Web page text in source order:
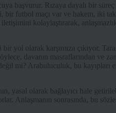
başvurur. Rızaya dayalı bir süreç
futbol maçı var ve hakem, iki
kolaylaştırarak,
yol olarak karşımıza çıkıyor.
davanın masraflarından ve
mi? Arabuluculuk, bu kayıpları
yasal olarak bağlayıcı hale
Anlaşmanın sonrasında, bu